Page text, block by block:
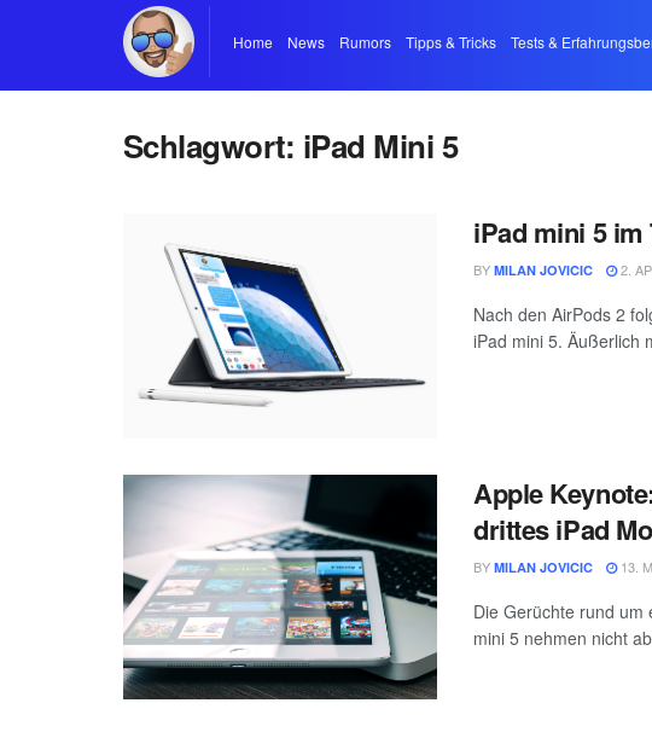
Home News Rumors Tipps & Tricks Tests &
Schlagwort: iPad Mini 5
iPad mini 5 im
BY MILAN JOVICIC 2.
Nach den AirPods 2
iPad mini 5. Äußerlich
Apple
drittes iPad
BY MILAN JOVICIC 13.
Die Gerüchte rund um
mini 5 nehmen nicht